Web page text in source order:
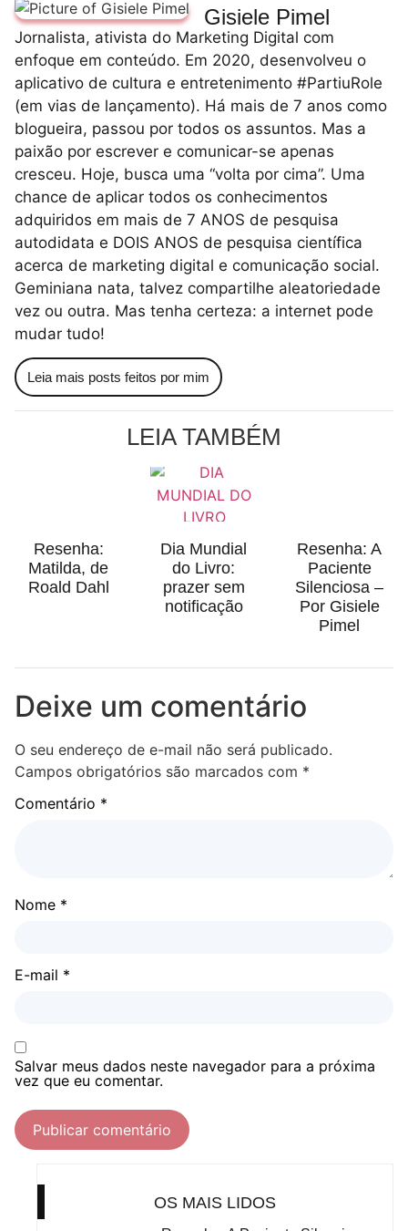
Gisiele Pimel
Jornalista, ativista do Marketing Digital com
enfoque em conteúdo. Em 2020, desenvolveu o
aplicativo de cultura e entretenimento #PartiuRole
(em vias de lançamento). Há mais de 7 anos como
blogueira, passou por todos os assuntos. Mas a
paixão por escrever e comunicar-se apenas
cresceu. Hoje, busca uma “volta por cima”. Uma
chance de aplicar todos os conhecimentos
adquiridos em mais de 7 ANOS de pesquisa
autodidata e DOIS ANOS de pesquisa científica
acerca de marketing digital e comunicação social.
Geminiana nata, talvez compartilhe aleatoriedade
vez ou outra. Mas tenha certeza: a internet pode
mudar tudo!
Leia mais posts feitos por mim
LEIA TAMBÉM
Resenha:
Matilda, de
Roald Dahl
Dia Mundial
do Livro:
prazer sem
notificação
Resenha: A
Paciente
Silenciosa –
Por Gisiele
Pimel
Deixe um comentário
O seu endereço de e-mail não será publicado.
Campos obrigatórios são marcados com *
Comentário *
Nome *
E-mail *
Salvar meus dados neste navegador para a próxima
vez que eu comentar.
OS MAIS LIDOS